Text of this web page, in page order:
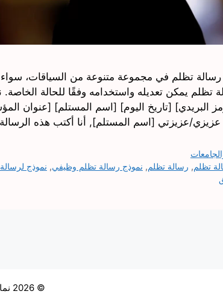
رسالة تظلم في مجموعة متنوعة من السياقات،
تظلم يمكن تعديله واستخدامه وفقًا للحالة
البريدي] [تاريخ اليوم] [اسم المستلم] [عنوان
عزيزتي [اسم المستلم], أنا أكتب هذه
تظلم, رسالة تظلم, نموذج رسالة تظلم وظيفي, نموذج
© 2026 نماذج العرب